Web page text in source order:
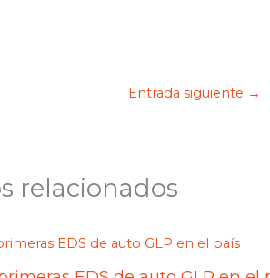
Entrada siguiente →
relacionados